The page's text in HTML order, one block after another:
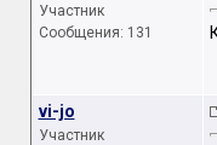
Участник
Сообщения: 131
vi-jo
Участник